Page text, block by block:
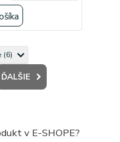
(6)
ĎALŠIE
v E-SHOPE?